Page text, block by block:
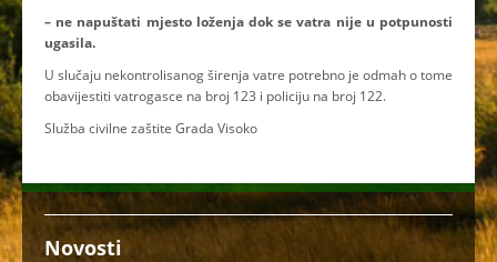
– ne napuštati mjesto loženja dok se vatra nije u potpunosti
ugasila.
U slučaju nekontrolisanog širenja vatre potrebno je odmah o tome
obavijestiti vatrogasce na broj 123 i policiju na broj 122.
Služba civilne zaštite Grada Visoko
Novosti